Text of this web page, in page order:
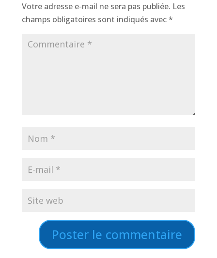
Votre adresse e-mail ne sera pas publiée. Les
champs obligatoires sont indiqués avec*